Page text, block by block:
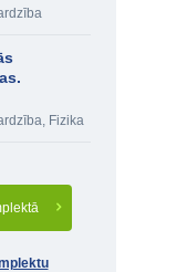
, Fizika